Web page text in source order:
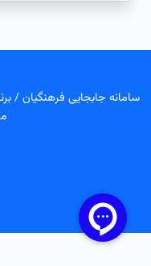
سامانه جابجایی فرهنگیان /